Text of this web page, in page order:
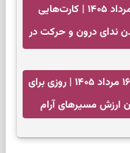
فال تاروت امروز جمعه ۱۶ مرداد ۱۴۰۵ | کارت‌هایی
ندای درون و حرکت در
فال سرنوشت امروز جمعه ۱۶ مرداد ۱۴۰۵ | روزی برای
ارزش مسیرهای آرام